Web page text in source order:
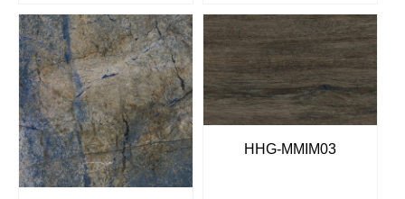
HHG-MMIM03